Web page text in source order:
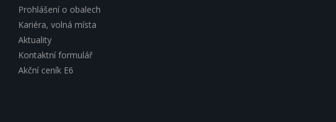
Prohlášení o obalech
Kariéra, volná místa
Aktuality
Kontaktní formulář
Akční ceník E6